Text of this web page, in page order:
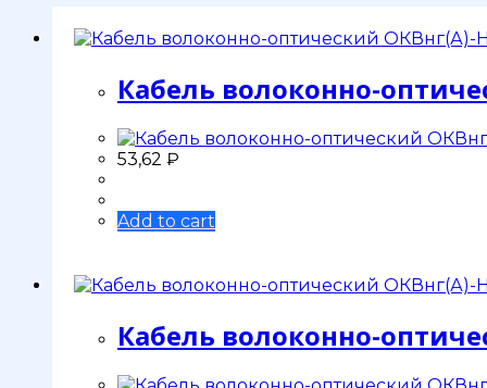
Кабель волоконно-
53,62 ₽
Add to cart
Кабель волоконно-